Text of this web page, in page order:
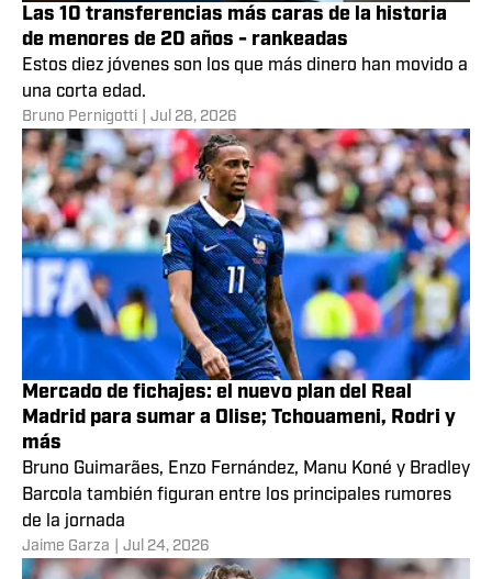
Las 10 transferencias más caras de la historia
de menores de 20 años - rankeadas
Estos diez jóvenes son los que más dinero han movido a
una corta edad.
Bruno Pernigotti Jul 28, 2026
Mercado de fichajes: el nuevo plan del Real
Madrid para sumar a Olise; Tchouameni, Rodri y
más
Bruno Guimarães, Enzo Fernández, Manu Koné y Bradley
Barcola también figuran entre los principales rumores
de la jornada
Jaime Garza Jul 24, 2026